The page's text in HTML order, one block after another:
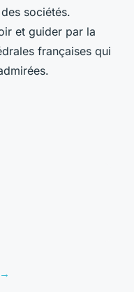
sociétés.
et guider par la
françaises qui